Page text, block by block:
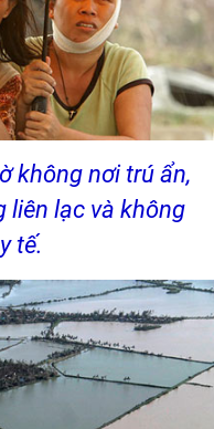
không nơi trú ẩn,
liên lạc và không
tế.